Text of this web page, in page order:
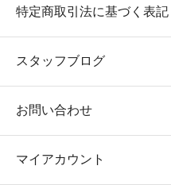
特定商取引法に基づく表記
スタッフブログ
お問い合わせ
マイアカウント